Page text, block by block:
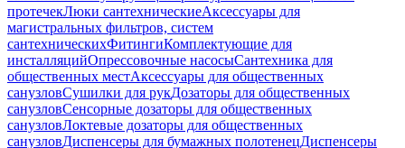
протечекЛюки сантехническиеАксессуары для
магистральных фильтров, систем
сантехническихФитингиКомплектующие для
инсталляцийОпрессовочные насосыСантехника для
общественных местАксессуары для общественных
санузловСушилки для рукДозаторы для общественных
санузловСенсорные дозаторы для общественных
санузловЛоктевые дозаторы для общественных
санузловДиспенсеры для бумажных полотенецДиспенсеры